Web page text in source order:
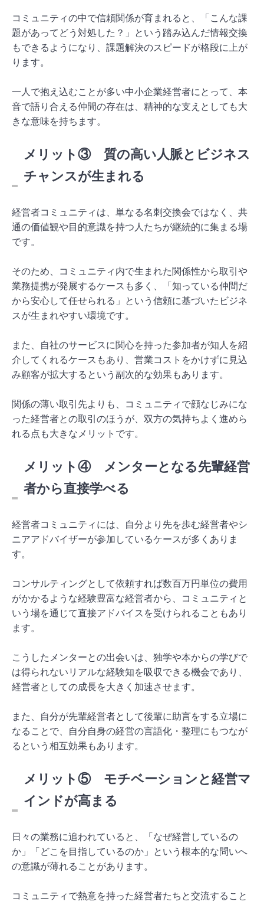
コミュニティの中で信頼関係が育まれると、「こんな課
題があってどう対処した？」という踏み込んだ情報交換
もできるようになり、課題解決のスピードが格段に上が
ります。
一人で抱え込むことが多い中小企業経営者にとって、本
音で語り合える仲間の存在は、精神的な支えとしても大
きな意味を持ちます。
メリット③ 質の高い人脈とビジネス
チャンスが生まれる
経営者コミュニティは、単なる名刺交換会ではなく、共
通の価値観や目的意識を持つ人たちが継続的に集まる場
です。
そのため、コミュニティ内で生まれた関係性から取引や
業務提携が発展するケースも多く、「知っている仲間だ
から安心して任せられる」という信頼に基づいたビジネ
スが生まれやすい環境です。
また、自社のサービスに関心を持った参加者が知人を紹
介してくれるケースもあり、営業コストをかけずに見込
み顧客が拡大するという副次的な効果もあります。
関係の薄い取引先よりも、コミュニティで顔なじみにな
った経営者との取引のほうが、双方の気持ちよく進めら
れる点も大きなメリットです。
メリット④ メンターとなる先輩経営
者から直接学べる
経営者コミュニティには、自分より先を歩む経営者やシ
ニアアドバイザーが参加しているケースが多くありま
す。
コンサルティングとして依頼すれば数百万円単位の費用
がかかるような経験豊富な経営者から、コミュニティと
いう場を通じて直接アドバイスを受けられることもあり
ます。
こうしたメンターとの出会いは、独学や本からの学びで
は得られないリアルな経験知を吸収できる機会であり、
経営者としての成長を大きく加速させます。
また、自分が先輩経営者として後輩に助言をする立場に
なることで、自分自身の経営の言語化・整理にもつなが
るという相互効果もあります。
メリット⑤ モチベーションと経営マ
インドが高まる
日々の業務に追われていると、「なぜ経営しているの
か」「どこを目指しているのか」という根本的な問いへ
の意識が薄れることがあります。
コミュニティで熱意を持った経営者たちと交流すること